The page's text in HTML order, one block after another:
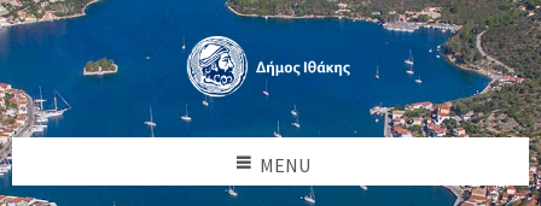
MENU